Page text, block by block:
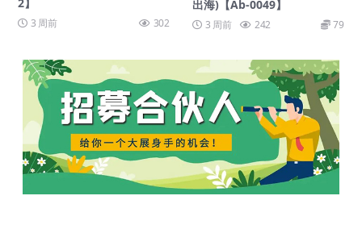
3 周前 302
出海)【Ab-0049】
3 周前 242 79